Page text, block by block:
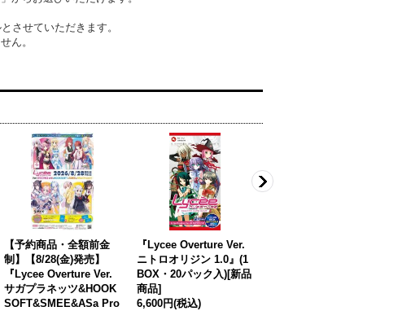
させていただきます。
ん。
【予約商品・全額前金
制】【8/28(金)発売】
『Lycee Overture Ver.
サガプラネッツ&HOOK
SOFT&SMEE&ASa Pro
『Lycee Overture Ver.
ニトロオリジン 1.0』(1
BOX・20パック入)[新品
商品]
6,600円(税込)